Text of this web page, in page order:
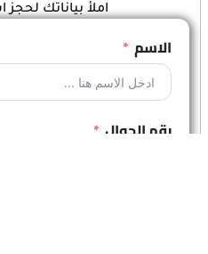
املأ بياناتك
الاسم
رقم الجوال